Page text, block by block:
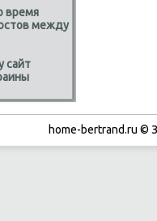
время
между
сайт
home-bertrand.ru ©